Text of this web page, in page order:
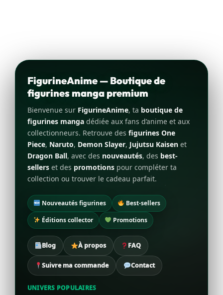
FigurineAnime — Boutique de
figurines manga premium
Bienvenue sur FigurineAnime, ta boutique de
figurines manga dédiée aux fans d’anime et aux
collectionneurs. Retrouve des figurines One
Piece, Naruto, Demon Slayer, Jujutsu Kaisen et
Dragon Ball, avec des nouveautés, des best-
sellers et des promotions pour compléter ta
collection ou trouver le cadeau parfait.
Nouveautés figurines
Best-sellers
Éditions collector
Promotions
Blog À propos FAQ
Suivre ma commande Contact
UNIVERS POPULAIRES